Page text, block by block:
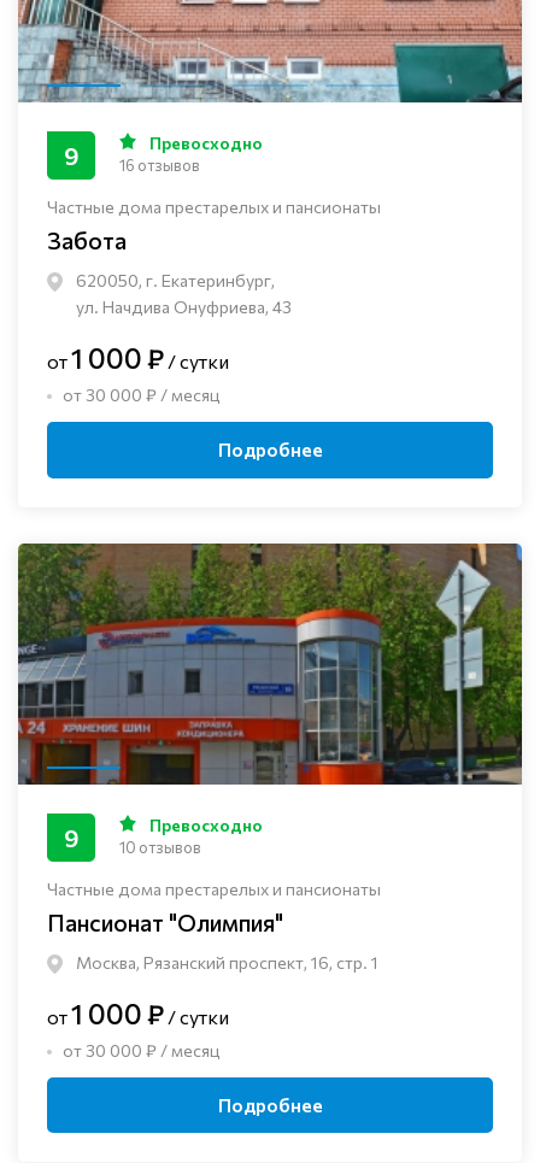
Частные дома престарелых и пансионаты
Забота
620050, г. Екатеринбург,
ул. Начдива Онуфриева, 43
9 Превосходно
16 отзывов
от1 000 ₽ / сутки
от 30 000 ₽ / месяц
Подробнее
Частные дома престарелых и пансионаты
Пансионат "Олимпия"
Москва, Рязанский проспект, 16, стр. 1
9 Превосходно
10 отзывов
от1 000 ₽ / сутки
от 30 000 ₽ / месяц
Подробнее